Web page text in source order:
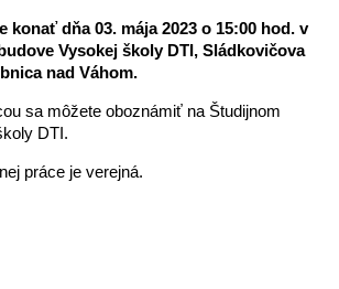
konať dňa 03. mája 2023 o 15:00 hod. v
Vysokej školy DTI, Sládkovičova
nad Váhom.
sa môžete oboznámiť na Študijnom
DTI.
práce je verejná.